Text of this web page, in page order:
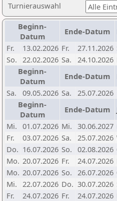
Turnierauswahl
Beginn-
Datum
Ende-Datum
Fr.
13.02.2026 Fr. 27.11.2026
So. 22.02.2026 Sa. 24.10.2026
Beginn-
Datum
Ende-Datum
Sa.
09.05.2026 Sa. 25.07.2026
Beginn-
Datum
Ende-Datum
Mi. 01.07.2026 Mi. 30.06.2027
Fr.
03.07.2026 Sa. 25.07.2026
Do. 16.07.2026 So. 02.08.2026
Mo. 20.07.2026 Fr. 24.07.2026
Mo. 20.07.2026 So. 26.07.2026
Mi. 22.07.2026 Do. 30.07.2026
Fr.
24.07.2026 Fr. 24.07.2026